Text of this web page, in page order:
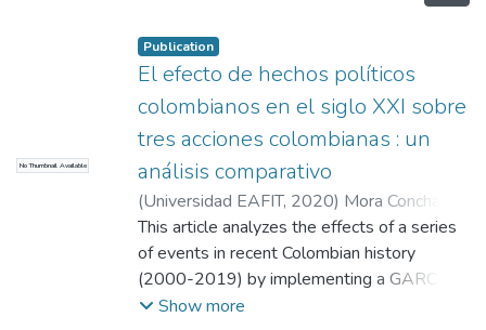
No Thumbnail Available
Publication
El efecto de hechos políticos
colombianos en el siglo XXI sobre
tres acciones colombianas : un
análisis comparativo
(Universidad EAFIT, 2020) Mora Concha,
Alicia;Jiménez Lema, Juan José; Couleau,
Anabelle
This article analyzes the effects of a series
of events in recent Colombian history
(2000-2019) by implementing a GARCH
(1,1) model in order to determine if these
Show more